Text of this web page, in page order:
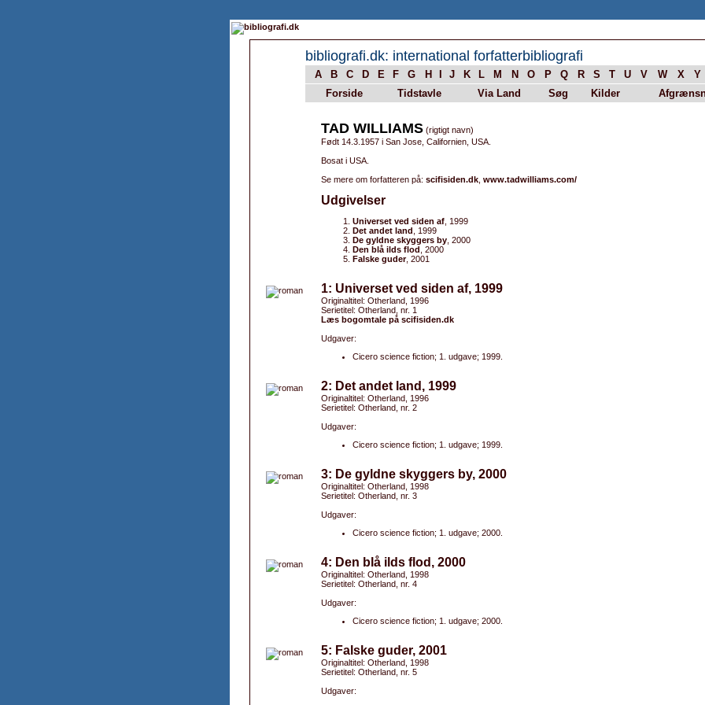
bibliografi.dk: international forfatterbibliografi
A B C D E F G H J K L M N O P Q R S T U V W X Y
Forside
Tidstavle Via Land Søg Kilder
TAD WILLIAMS (rigtigt navn)
Født 14.3.1957 i San Jose, Californien, USA.
Bosat i USA.
Se mere om forfatteren på: scifisiden.dk www.tadwilliams.com/
Udgivelser
Universet ved siden af , 1999
Det andet land , 1999
De gyldne skyggers by , 2000
Den blå ilds flod , 2000
Falske guder, 2001
1: Universet ved siden af, 1999
Originaltitel: Otherland, 1996
Serietitel: Otherland, nr. 1
Læs bogomtale på scifisiden.dk
Udgaver:
Cicero science fiction; 1. udgave; 1999.
2: Det andet land, 1999
Originaltitel: Otherland, 1996
Serietitel: Otherland, nr. 2
Udgaver:
Cicero science fiction; 1. udgave; 1999.
3: De gyldne skyggers by, 2000
Originaltitel: Otherland, 1998
Serietitel: Otherland, nr. 3
Udgaver:
Cicero science fiction; 1. udgave; 2000.
4: Den blå ilds flod, 2000
Originaltitel: Otherland, 1998
Serietitel: Otherland, nr. 4
Udgaver:
Cicero science fiction; 1. udgave; 2000.
5: Falske guder, 2001
Originaltitel: Otherland, 1998
Serietitel: Otherland, nr. 5
Udgaver: